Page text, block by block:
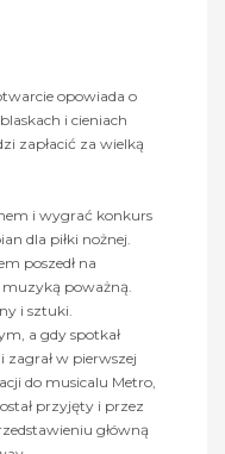
opowiada o
i cieniach
zapłacić za wielką
i wygrać konkurs
dla piłki nożnej.
poszedł na
muzyką poważną.
i sztuki.
a gdy spotkał
zagrał w pierwszej
do musicalu Metro,
przyjęty i przez
główną